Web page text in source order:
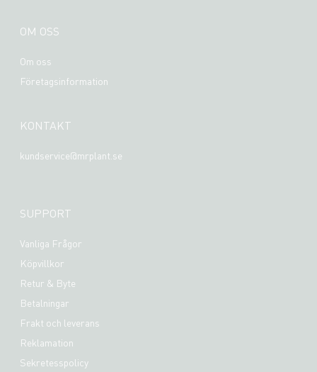
OM OSS
Om oss
Företagsinformation
KONTAKT
kundservice@mrplant.se
SUPPORT
Vanliga Frågor
Köpvillkor
Retur & Byte
Betalningar
Frakt och leverans
Reklamation
Sekretesspolicy